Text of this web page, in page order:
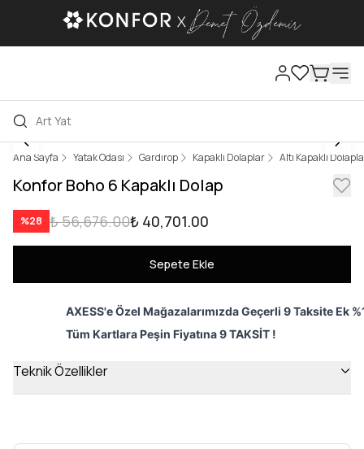
Ana Sayfa Yatak Odası Gardırop Kapaklı Dolaplar Altı Kapaklı
Konfor Boho 6 Kapaklı Dolap
%28 ₺ 56,676.00₺ 40,701.00
Sepete Ekle
AXESS'e Özel Mağazalarımızda Geçerli 9 Taksite Ek
Tüm Kartlara Peşin Fiyatına 9 TAKSİT !
Teknik Özellikler